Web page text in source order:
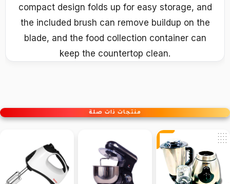
compact design folds up for easy storage, and
the included brush can remove buildup on the
blade, and the food collection container can
keep the countertop clean.
منتجات ذات صلة